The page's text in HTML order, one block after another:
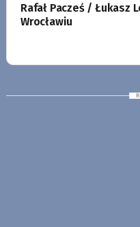
Rafał Pacześ / Łukasz
Wrocławiu